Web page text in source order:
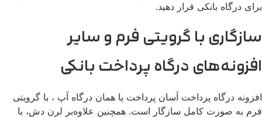
برای درگاه بانکی قرار دهید.
سازگاری با گرویتی فرم و سایر
افزونه‌های درگاه پرداخت بانکی
افزونه درگاه پرداخت آسان پرداخت یا همان درگاه آپ ، با گرویتی
فرم به صورت کامل سازگار است. همچنین علاوه‌بر لرن دش، با